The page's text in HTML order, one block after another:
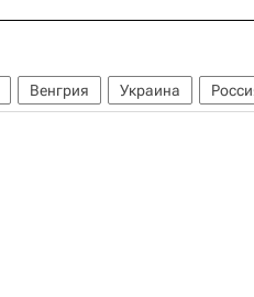
Венгрия Украина